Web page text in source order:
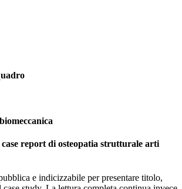
report di osteopatia strutturale arti
e indicizzabile per presentare titolo,